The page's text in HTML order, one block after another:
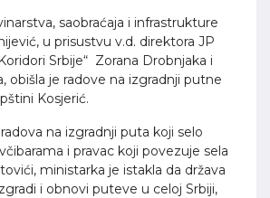
saobraćaja i infrastrukture
u prisustvu v.d. direktora JP
Srbije“ Zorana Drobnjaka i
obišla je radove na izgradnji putne
Kosjerić.
na izgradnji puta koji selo
i pravac koji povezuje sela
ministarka je istakla da država
i obnovi puteve u celoj Srbiji,